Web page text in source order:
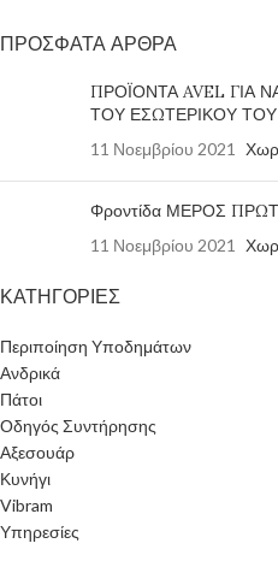
ΠΡΟΣΦΑΤΑ ΑΡΘΡΑ
ΠΡΟΪΟΝΤΑ AVEL ΓΙΑ
ΤΟΥ ΕΣΩΤΕΡΙΚΟΥ
11 Νοεμβρίου 2021
Φροντίδα ΜΕΡΟΣ
11 Νοεμβρίου 2021
ΚΑΤΗΓΟΡΙΕΣ
Περιποίηση Υποδημάτων
Ανδρικά
Πάτοι
Οδηγός Συντήρησης
Αξεσουάρ
Κυνήγι
Vibram
Υπηρεσίες